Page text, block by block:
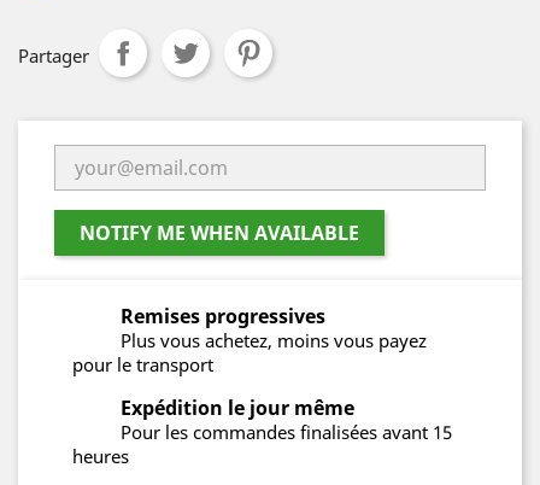
Partager
NOTIFY ME WHEN AVAILABLE
Remises progressives
Plus vous achetez, moins vous payez
pour le transport
Expédition le jour même
Pour les commandes finalisées avant 15
heures